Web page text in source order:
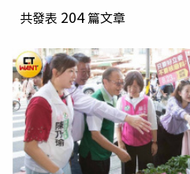
共發表 204篇文章